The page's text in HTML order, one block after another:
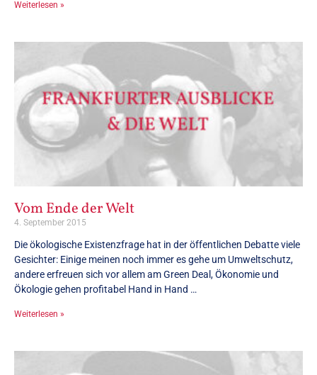
Weiterlesen »
Vom Ende der Welt
4. September 2015
Die ökologische Existenzfrage hat in der öffentlichen Debatte viele
Gesichter: Einige meinen noch immer es gehe um Umweltschutz,
andere erfreuen sich vor allem am Green Deal, Ökonomie und
Ökologie gehen profitabel Hand in Hand …
Weiterlesen »